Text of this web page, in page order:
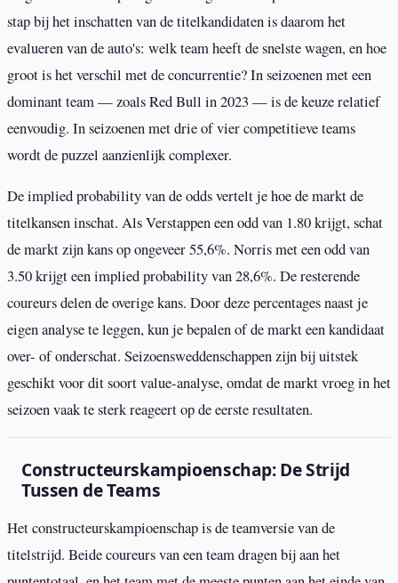
stap bij het inschatten van de titelkandidaten is daarom het
evalueren van de auto's: welk team heeft de snelste wagen, en hoe
groot is het verschil met de concurrentie? In seizoenen met een
dominant team — zoals Red Bull in 2023 — is de keuze relatief
eenvoudig. In seizoenen met drie of vier competitieve teams
wordt de puzzel aanzienlijk complexer.
De implied probability van de odds vertelt je hoe de markt de
titelkansen inschat. Als Verstappen een odd van 1.80 krijgt, schat
de markt zijn kans op ongeveer 55,6%. Norris met een odd van
3.50 krijgt een implied probability van 28,6%. De resterende
coureurs delen de overige kans. Door deze percentages naast je
eigen analyse te leggen, kun je bepalen of de markt een kandidaat
over- of onderschat. Seizoensweddenschappen zijn bij uitstek
geschikt voor dit soort value-analyse, omdat de markt vroeg in het
seizoen vaak te sterk reageert op de eerste resultaten.
Constructeurskampioenschap: De Strijd
Tussen de Teams
Het constructeurskampioenschap is de teamversie van de
titelstrijd. Beide coureurs van een team dragen bij aan het